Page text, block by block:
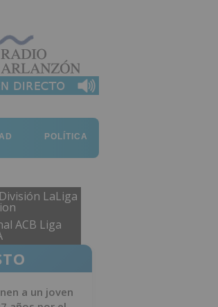
POLÍTICA
LaLiga
ACB Liga
a un joven